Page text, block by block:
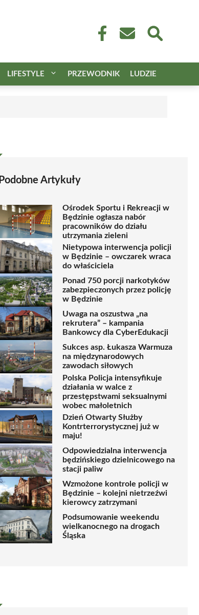
LIFESTYLE PRZEWODNIK LUDZIE
Podobne Artykuły
Ośrodek Sportu i Rekreacji w
Będzinie ogłasza nabór
pracowników do działu
utrzymania zieleni
Nietypowa interwencja policji
w Będzinie – owczarek wraca
do właściciela
Ponad 750 porcji narkotyków
zabezpieczonych przez policję
w Będzinie
Uwaga na oszustwa „na
rekrutera” – kampania
Bankowcy dla CyberEdukacji
Sukces asp. Łukasza Warmuza
na międzynarodowych
zawodach siłowych
Polska Policja intensyfikuje
działania w walce z
przestępstwami seksualnymi
wobec małoletnich
Dzień Otwarty Służby
Kontrterrorystycznej już w
maju!
Odpowiedzialna interwencja
będzińskiego dzielnicowego na
stacji paliw
Wzmożone kontrole policji w
Będzinie – kolejni nietrzeźwi
kierowcy zatrzymani
Podsumowanie weekendu
wielkanocnego na drogach
Śląska